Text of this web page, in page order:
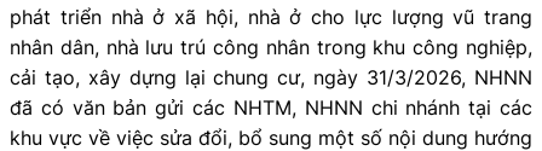
phát triển nhà ở xã hội, nhà ở cho lực lượng vũ trang
nhân dân, nhà lưu trú công nhân trong khu công nghiệp,
cải tạo, xây dựng lại chung cư, ngày 31/3/2026, NHNN
đã có văn bản gửi các NHTM, NHNN chi nhánh tại các
khu vực về việc sửa đổi, bổ sung một số nội dung hướng